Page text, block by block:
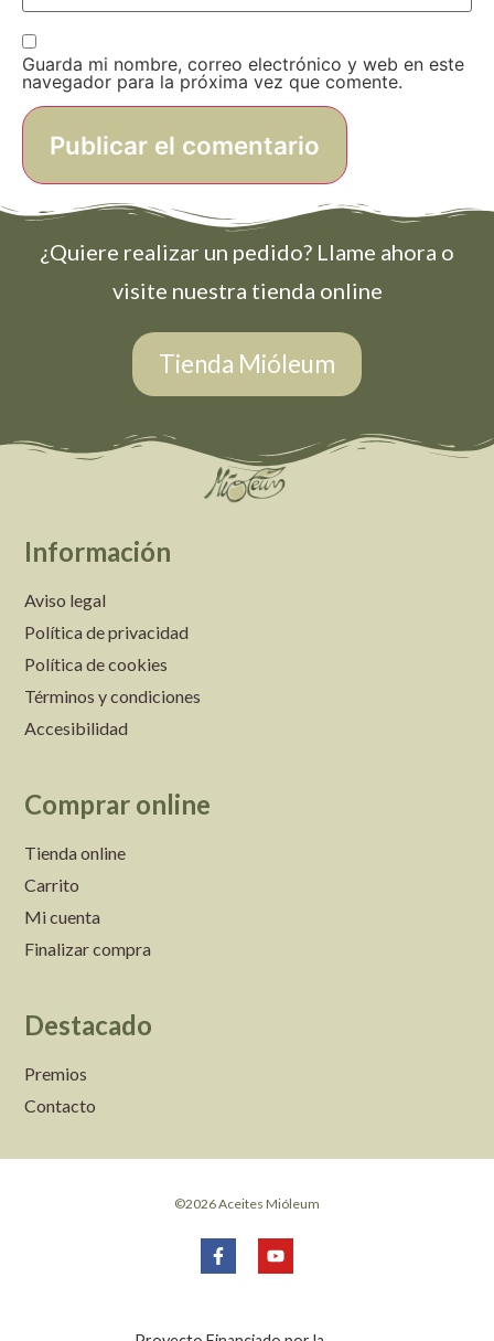
Guarda mi nombre, correo electrónico y web en este
navegador para la próxima vez que comente.
¿Quiere realizar un pedido? Llame ahora o
visite nuestra tienda online
Tienda Mióleum
Información
Aviso legal
Política de privacidad
Política de cookies
Términos y condiciones
Accesibilidad
Comprar online
Tienda online
Carrito
Mi cuenta
Finalizar compra
Destacado
Premios
Contacto
©2026 Aceites Mióleum